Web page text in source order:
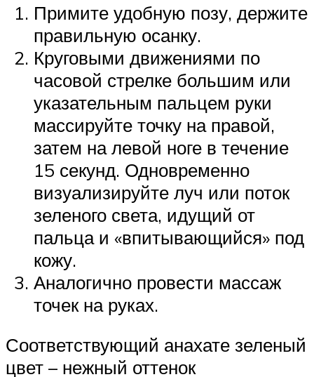
Примите удобную позу, держите
правильную осанку.
Круговыми движениями по
часовой стрелке большим или
указательным пальцем руки
массируйте точку на правой,
затем на левой ноге в течение
15 секунд. Одновременно
визуализируйте луч или поток
зеленого света, идущий от
пальца и «впитывающийся» под
кожу.
Аналогично провести массаж
точек на руках.
Соответствующий анахате зеленый
цвет – нежный оттенок